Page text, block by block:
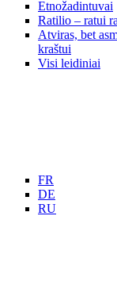
Etnožadintuvai
Ratilio – ratui
Atviras, bet
kraštui
Visi leidiniai
FR
DE
RU